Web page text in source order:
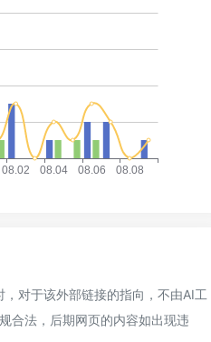
对于该外部链接的指向，不由AI工
合法，后期网页的内容如出现违